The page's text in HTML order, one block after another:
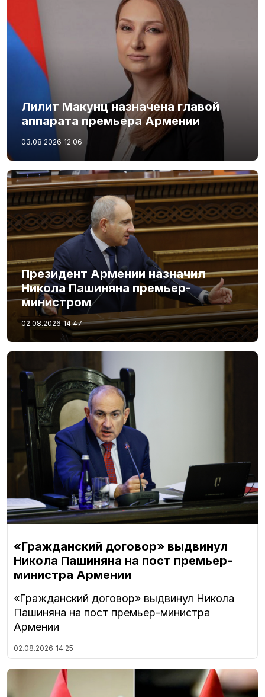
Лилит Макунц назначена главой
аппарата премьера Армении
03.08.2026 12:06
Президент Армении назначил
Никола Пашиняна премьер-
министром
02.08.2026 14:47
«Гражданский договор» выдвинул
Никола Пашиняна на пост премьер-
министра Армении
«Гражданский договор» выдвинул Никола
Пашиняна на пост премьер-министра
Армении
02.08.2026 14:25